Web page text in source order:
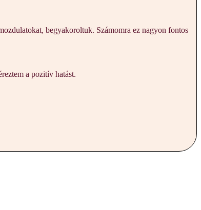
begyakoroltuk. Számomra ez nagyon fontos
a pozitív hatást.